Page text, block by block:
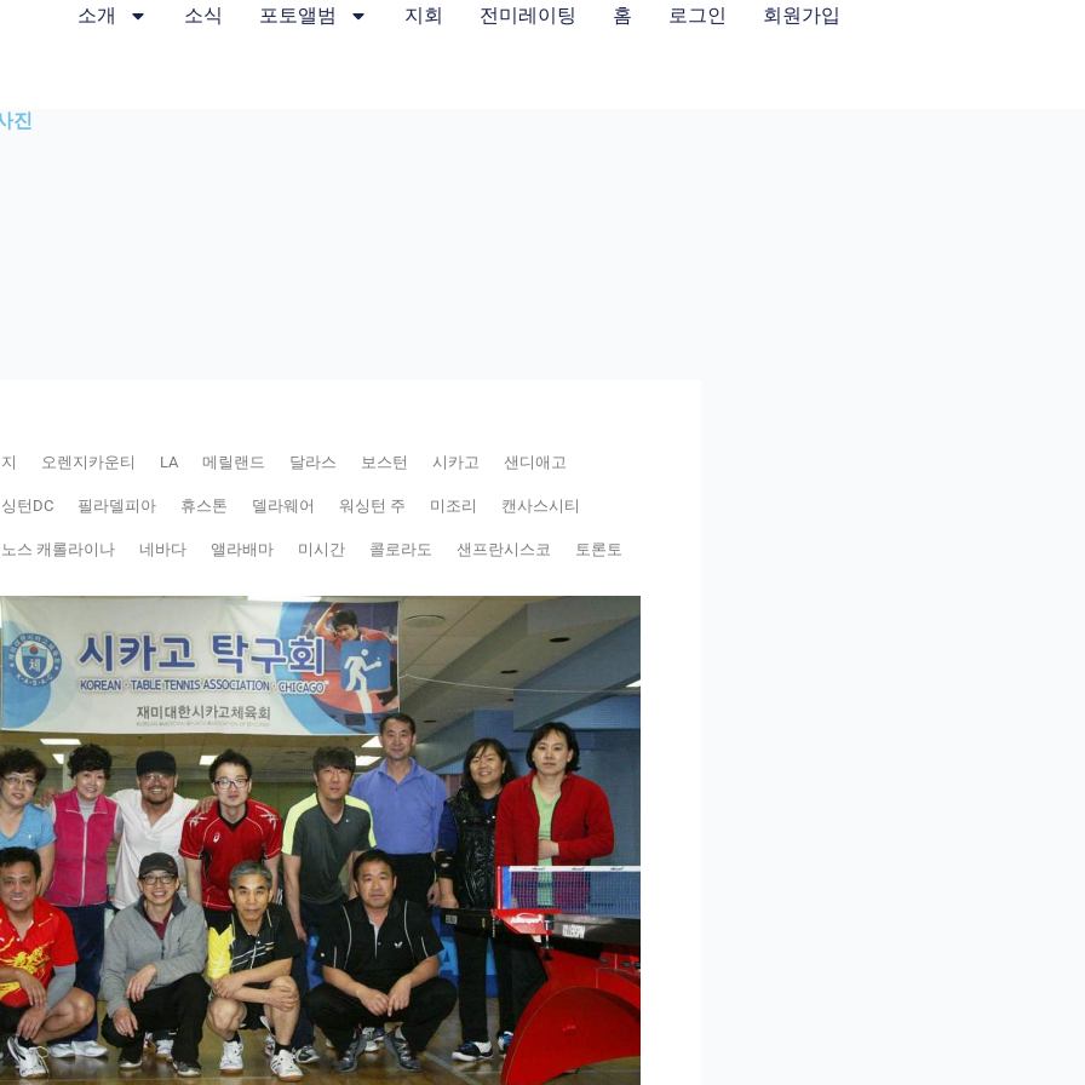
소개 소식 포토앨범 지회 전미레이팅 홈 로그인 회원가입
진
오렌지카운티 LA 메릴랜드 달라스 보스턴 시카고 샌디애고
턴DC 필라델피아 휴스톤 델라웨어 워싱턴 주 미조리 캔사스시티
노스 캐롤라이나 네바다 앨라배마 미시간 콜로라도 샌프란시스코 토론토